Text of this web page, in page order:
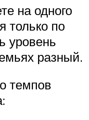
на одного
только по
уровень
разный.
темпов